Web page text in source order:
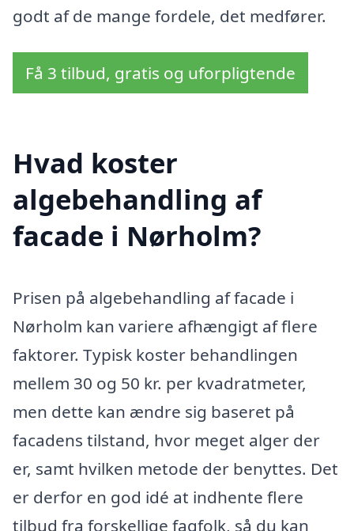
godt af de mange fordele, det medfører.
Få 3 tilbud, gratis og uforpligtende
Hvad koster
algebehandling af
facade i Nørholm?
Prisen på algebehandling af facade i
Nørholm kan variere afhængigt af flere
faktorer. Typisk koster behandlingen
mellem 30 og 50 kr. per kvadratmeter,
men dette kan ændre sig baseret på
facadens tilstand, hvor meget alger der
er, samt hvilken metode der benyttes. Det
er derfor en god idé at indhente flere
tilbud fra forskellige fagfolk, så du kan